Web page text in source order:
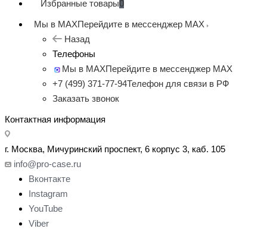
Избранные товары0
Мы в MAXПерейдите в мессенджер MAX
Назад
Телефоны
Мы в MAXПерейдите в мессенджер MAX
+7 (499) 371-77-94Телефон для связи в РФ
Заказать звонок
Контактная информация
г. Москва, Мичуринский проспект, 6 корпус 3, каб. 105
info@pro-case.ru
Вконтакте
Instagram
YouTube
Viber